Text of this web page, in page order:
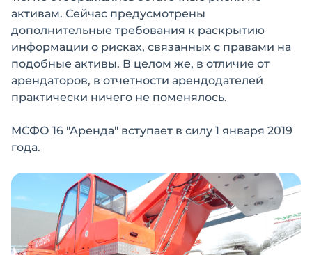
активам. Сейчас предусмотрены
дополнительные требования к раскрытию
информации о рисках, связанных с правами на
подобные активы. В целом же, в отличие от
арендаторов, в отчетности арендодателей
практически ничего не поменялось.
МСФО 16 "Аренда" вступает в силу 1 января 2019
года.